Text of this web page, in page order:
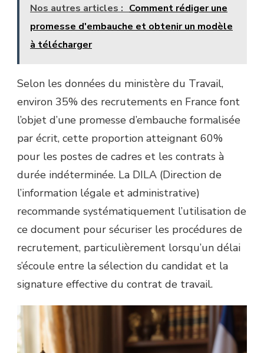
Nos autres articles : Comment rédiger une
promesse d'embauche et obtenir un modèle
à télécharger
Selon les données du ministère du Travail,
environ 35% des recrutements en France font
l’objet d’une promesse d’embauche formalisée
par écrit, cette proportion atteignant 60%
pour les postes de cadres et les contrats à
durée indéterminée. La DILA (Direction de
l’information légale et administrative)
recommande systématiquement l’utilisation de
ce document pour sécuriser les procédures de
recrutement, particulièrement lorsqu’un délai
s’écoule entre la sélection du candidat et la
signature effective du contrat de travail.